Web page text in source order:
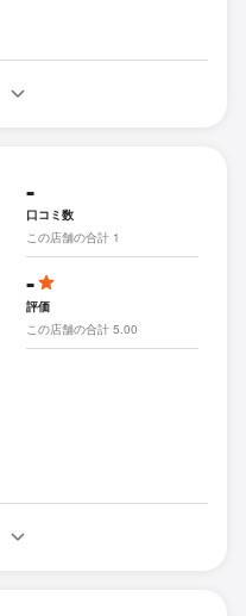
-
口コミ数
この店舗の合計 1
-
評価
この店舗の合計 5.00